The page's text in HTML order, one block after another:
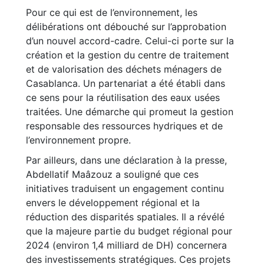
Pour ce qui est de l’environnement, les
délibérations ont débouché sur l’approbation
d’un nouvel accord-cadre. Celui-ci porte sur la
création et la gestion du centre de traitement
et de valorisation des déchets ménagers de
Casablanca. Un partenariat a été établi dans
ce sens pour la réutilisation des eaux usées
traitées. Une démarche qui promeut la gestion
responsable des ressources hydriques et de
l’environnement propre.
Par ailleurs, dans une déclaration à la presse,
Abdellatif Maâzouz a souligné que ces
initiatives traduisent un engagement continu
envers le développement régional et la
réduction des disparités spatiales. Il a révélé
que la majeure partie du budget régional pour
2024 (environ 1,4 milliard de DH) concernera
des investissements stratégiques. Ces projets